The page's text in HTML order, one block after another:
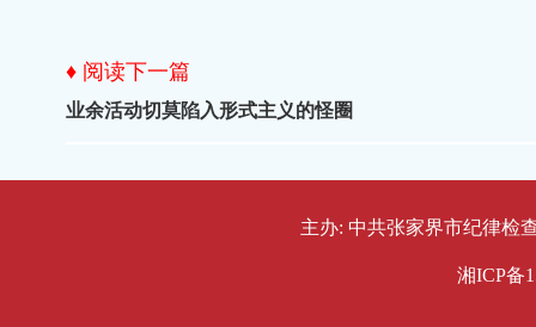
♦ 阅读下一篇
业余活动切莫陷入形式主义的怪圈
主办: 中共张家界市纪律检
湘ICP备